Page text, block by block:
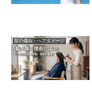
髪の傷み・ヘアダメージ